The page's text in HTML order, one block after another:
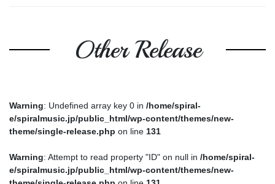
Other Release
Warning: Undefined array key 0 in /home/spiral-
e/spiralmusic.jp/public_html/wp-content/themes/new-
theme/single-release.php on line 131
Warning: Attempt to read property "ID" on null in /home/spiral-
e/spiralmusic.jp/public_html/wp-content/themes/new-